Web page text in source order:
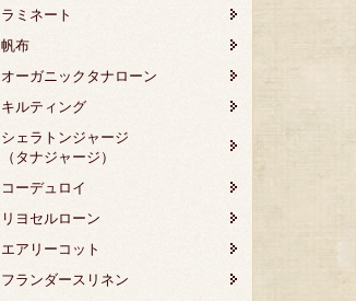
ラミネート
帆布
オーガニックタナローン
キルティング
シェラトンジャージ
（タナジャージ）
コーデュロイ
リヨセルローン
エアリーコット
フランダースリネン